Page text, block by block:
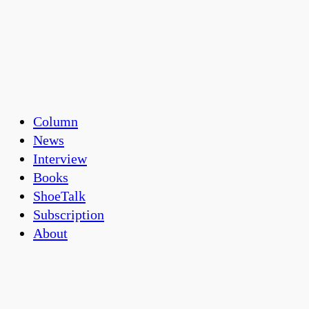
Column
News
Interview
Books
ShoeTalk
Subscription
About